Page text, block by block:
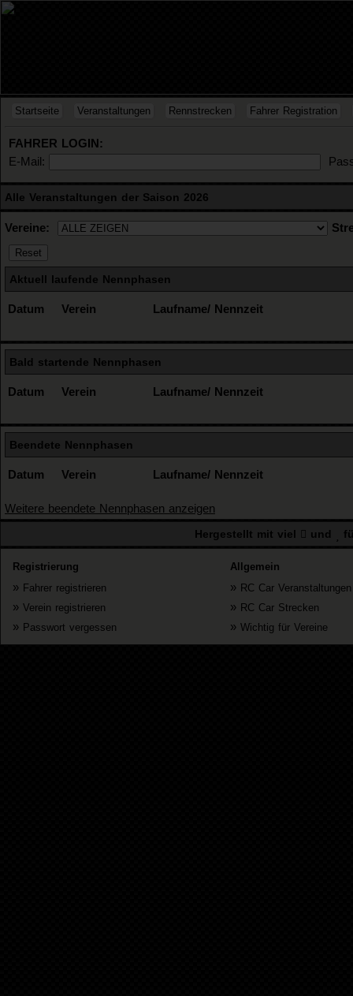
Startseite Veranstaltungen Rennstrecken Fahrer Registration
FAHRER LOGIN:
E-Mail:
Alle Veranstaltungen der Saison 2026
Vereine:
Aktuell laufende Nennphasen
Datum Verein Laufname/ Nennzeit
Bald startende Nennphasen
Datum Verein Laufname/ Nennzeit
Beendete Nennphasen
Datum Verein Laufname/ Nennzeit
Weitere beendete Nennphasen anzeigen
Hergestellt mit viel und
Registrierung
» Fahrer registrieren
» Verein registrieren
» Passwort vergessen
Allgemein
» RC Car Veranstaltungen
» RC Car Strecken
» Wichtig für Vereine